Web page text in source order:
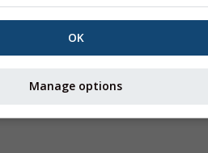
OK
Manage options